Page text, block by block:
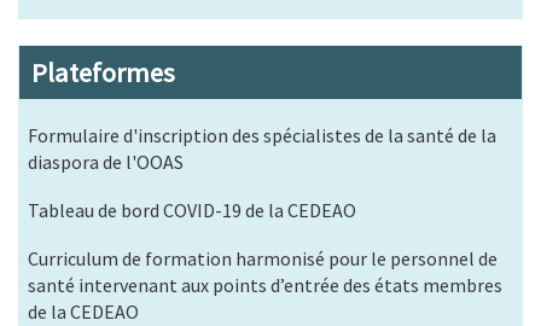
Plateformes
Formulaire d'inscription des spécialistes de la santé de la
diaspora de l'OOAS
Tableau de bord COVID-19 de la CEDEAO
Curriculum de formation harmonisé pour le personnel de
santé intervenant aux points d’entrée des états membres
de la CEDEAO